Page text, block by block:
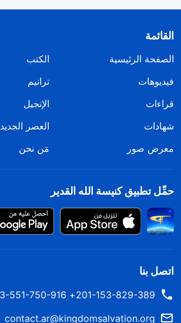
القائمة
الصفحة الرئيسية
الكتب
فيديوهات
ترانيم
قراءات
الإنجيل
شهادات
العصر الجديد
معرض صور
مَن نحن
حمِّل تطبيق كنيسة الله القدير
اتصل بنا
201-153-829-389+ 213-551-750-916+
contact.ar@kingdomsalvation.org